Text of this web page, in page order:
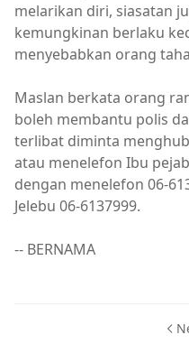
melarikan diri, siasatan
kemungkinan berlaku
menyebabkan orang
Maslan berkata orang
boleh membantu polis
terlibat diminta
atau menelefon Ibu
dengan menelefon 06-
Jelebu 06-6137999.
-- BERNAMA